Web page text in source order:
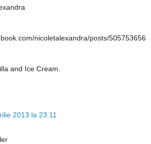
nicoletalexandra/posts/505753656
and Ice Cream.
2013 la 23:11